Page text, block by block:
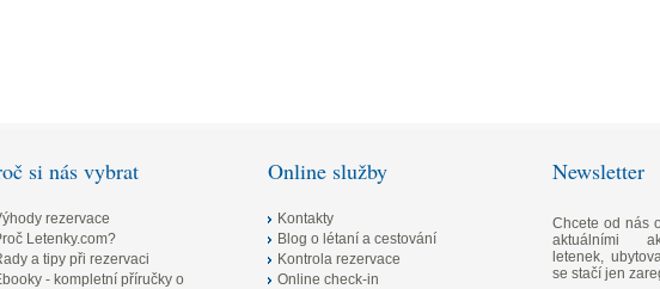
si nás vybrat
rezervace
Letenky.com?
a tipy při rezervaci
- kompletní příručky o
Online služby
Kontakty
Blog o létaní a cestování
Kontrola rezervace
Online check-in
Newsletter
Chcete od nás
aktuálními
letenek,
se stačí jen